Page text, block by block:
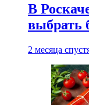
В
выбрать
2 месяца